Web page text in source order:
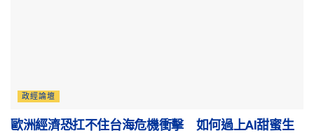
政經論壇
歐洲經濟恐扛不住台海危機衝擊 如何過上AI甜蜜生